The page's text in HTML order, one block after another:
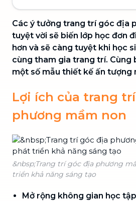
Các ý tưởng trang trí góc địa
tuyệt vời sẽ biến lớp học đơn
hơn và sẽ càng tuyệt khi học
cùng tham gia trang trí. Cùng
một số mẫu thiết kế ấn tượng
Lợi ích của trang
phương mầm non
&nbsp;Trang trí góc địa phương
triển khả năng sáng tạo
Mở rộng không gian học tập